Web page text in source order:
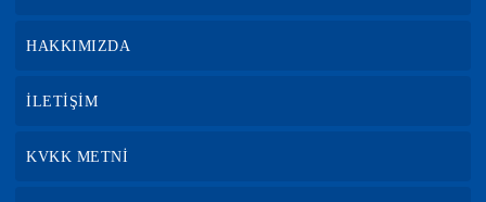
HAKKIMIZDA
İLETİŞİM
KVKK METNİ